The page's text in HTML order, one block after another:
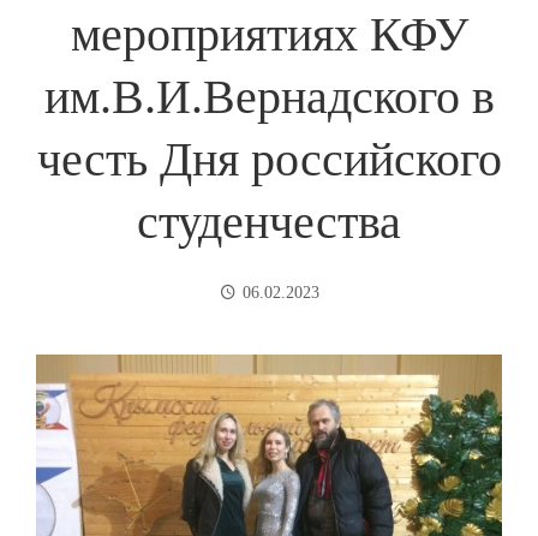
мероприятиях КФУ
им.В.И.Вернадского в
честь Дня российского
студенчества
06.02.2023